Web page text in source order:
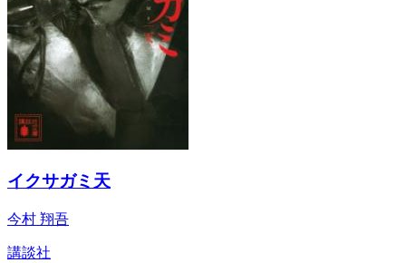
イクサガミ天
今村 翔吾
講談社